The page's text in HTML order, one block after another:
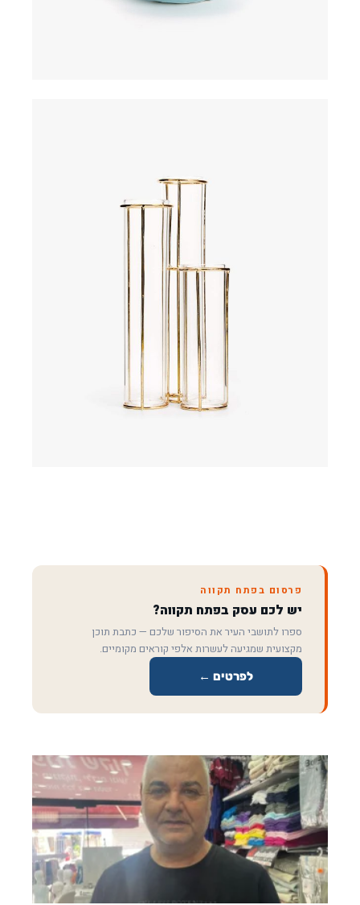
פרסום בפתח תקווה
יש לכם עסק בפתח תקווה?
ספרו לתושבי העיר את הסיפור שלכם — כתבת תוכן
מקצועית שמגיעה לעשרות אלפי קוראים מקומיים.
לפרטים ←